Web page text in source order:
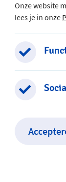
Het Mozaïek
2408 ST
Onze website
lees je in onze